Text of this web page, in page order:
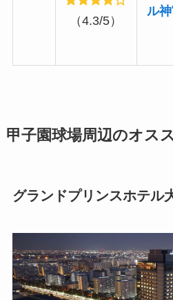
（4.3/5）
ル
甲子園球場周辺のオス
グランドプリンスホテル